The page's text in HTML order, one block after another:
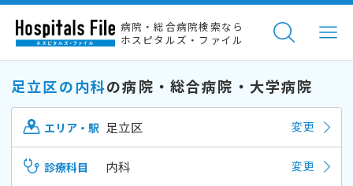
病院・総合病院検索なら
ホスピタルズ・ファイル
足立区の内科の病院・総合病院・大学病院
エリア・駅 足立区 変更
診療科目 内科 変更